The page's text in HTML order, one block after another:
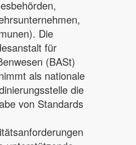
Die
für
(BASt)
als nationale
die
von Standards